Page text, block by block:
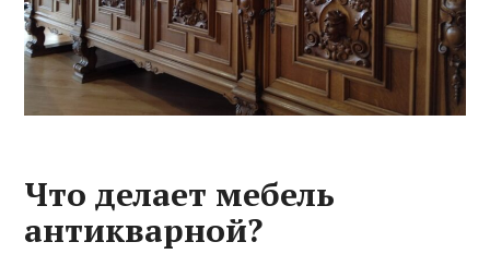
Что делает мебель
антикварной?